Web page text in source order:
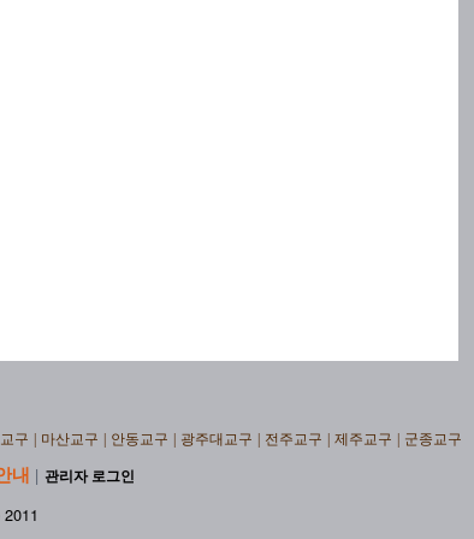
구 마산교구 안동교구 광주대교구 전주교구 제주교구 군종교구
내 | 관리자 로그인